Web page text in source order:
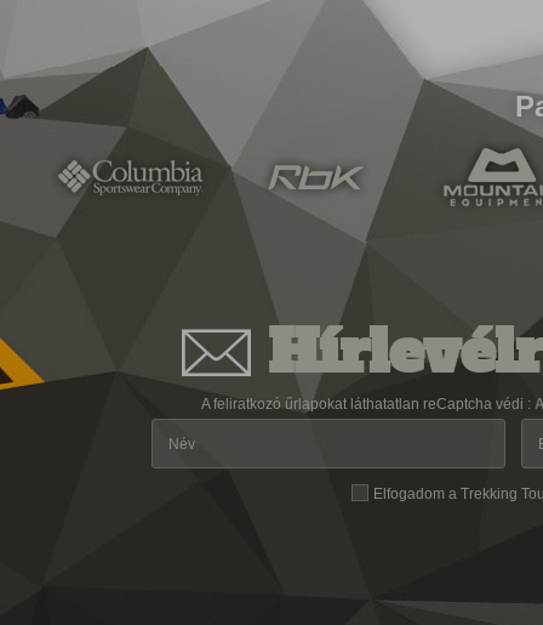
A feliratkozó űrlapokat láthatatlan reCaptcha védi :
Elfogadom a Trekking